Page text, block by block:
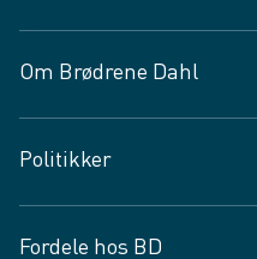
Om Brødrene Dahl
Vagttelefon 30 10 89 89
Spørgsmål og svar
Job og karriere
Politikker
Fordele hos BD